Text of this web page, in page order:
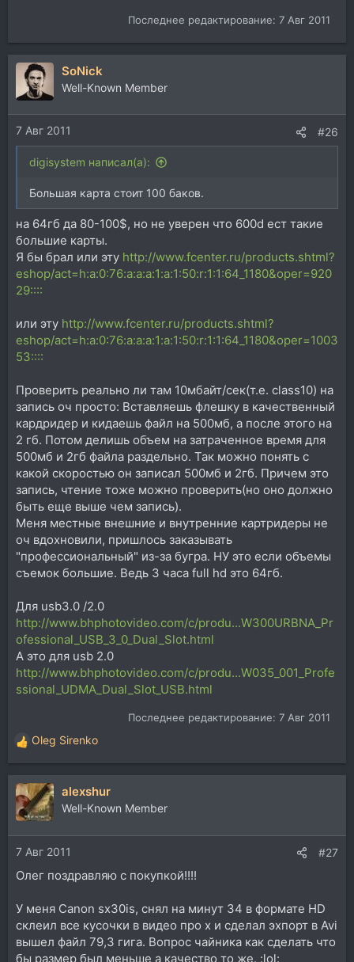
Последнее редактирование: 7 Авг 2011
SoNick
Well-Known Member
7 Авг 2011 #26
digisystem написал(а):
Большая карта стоит 100 баков.
на 64гб да 80-100$, но не уверен что 600d ест такие
большие карты.
Я бы брал или эту http://www.fcenter.ru/products.shtml?
eshop/act=h:a:0:76:a:a:a:1:a:1:50:r:1:1:64_1180&oper=920
29::::
или эту http://www.fcenter.ru/products.shtml?
eshop/act=h:a:0:76:a:a:a:1:a:1:50:r:1:1:64_1180&oper=1003
53::::
Проверить реально ли там 10мбайт/сек(т.е. class10) на
запись оч просто: Вставляешь флешку в качественный
кардридер и кидаешь файл на 500мб, а после этого на
2 гб. Потом делишь объем на затраченное время для
500мб и 2гб файла раздельно. Так можно понять с
какой скоростью он записал 500мб и 2гб. Причем это
запись, чтение тоже можно проверить(но оно должно
быть еще выше чем запись).
Меня местные внешние и внутренние картридеры не
оч вдохновили, пришлось заказывать
"профессиональный" из-за бугра. НУ это если объемы
съемок большие. Ведь 3 часа full hd это 64гб.
Для usb3.0 /2.0
http://www.bhphotovideo.com/c/produ...W300URBNA_Pr
ofessional_USB_3_0_Dual_Slot.html
А это для usb 2.0
http://www.bhphotovideo.com/c/produ...W035_001_Profe
ssional_UDMA_Dual_Slot_USB.html
Последнее редактирование: 7 Авг 2011
Р
е
а
к
ц
и
и
:
Oleg Sirenko
alexshur
Well-Known Member
7 Авг 2011 #27
Олег поздравляю с покупкой!!!!
У меня Canon sx30is, снял на минут 34 в формате HD
склеил все кусочки в видео про х и сделал эхпорт в Avi
вышел файл 79,3 гига. Вопрос чайника как сделать что
бы размер был меньше а качество то же. :lol: